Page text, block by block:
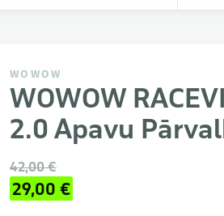
WOWOW
WOWOW
2.0 Apavu
42,00 €
29,00 €